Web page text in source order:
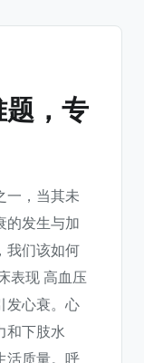
题，专
一，当其未
的发生与加
我们该如何
表现 高血压
发心衰。心
和下肢水
活质量。呼